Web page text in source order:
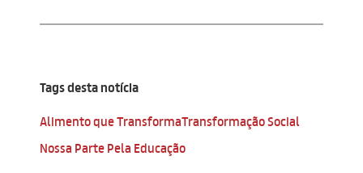
Tags desta notícia
Alimento que TransformaTransformação Social
Nossa Parte Pela Educação